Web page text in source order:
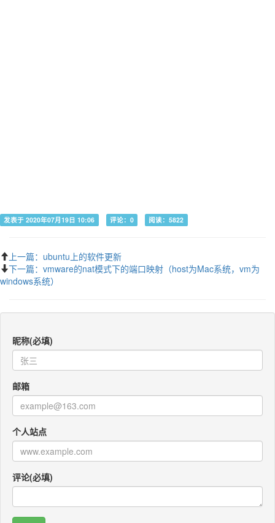
发表于 2020年07月19日 10:06 评论：0 阅读：5822
上一篇：ubuntu上的软件更新
下一篇：vmware的nat模式下的端口映射（host为Mac系统，vm为
windows系统）
昵称(必填)
邮箱
个人站点
评论(必填)